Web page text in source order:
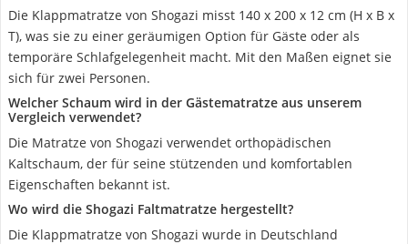
Die Klappmatratze von Shogazi misst 140 x 200 x 12 cm (H x B x
T), was sie zu einer geräumigen Option für Gäste oder als
temporäre Schlafgelegenheit macht. Mit den Maßen eignet sie
sich für zwei Personen.
Welcher Schaum wird in der Gästematratze aus unserem
Vergleich verwendet?
Die Matratze von Shogazi verwendet orthopädischen
Kaltschaum, der für seine stützenden und komfortablen
Eigenschaften bekannt ist.
Wo wird die Shogazi Faltmatratze hergestellt?
Die Klappmatratze von Shogazi wurde in Deutschland